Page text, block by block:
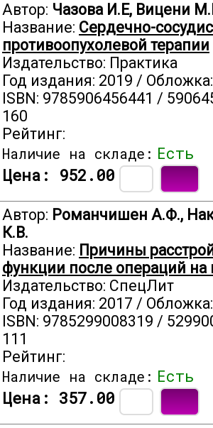
Автор: Чазова И.Е, Вицени
Название: Сердечно-
противоопухолевой терапии
Издательство: Практика
Год издания: 2019 /
ISBN: 9785906456441 /
160
Рейтинг:
Наличие на складе: Есть
Цена: 952.00
Автор: Романчишен А.Ф.,
К.В.
Название: Причины
функции после операций
Издательство: СпецЛит
Год издания: 2017 /
ISBN: 9785299008319 /
111
Рейтинг:
Наличие на складе: Есть
Цена: 357.00